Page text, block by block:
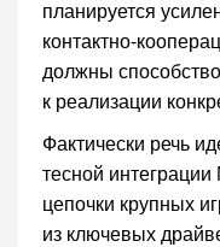
планируется
контактно-
должны
к реализации
Фактически речь
тесной
цепочки крупных
из ключевых